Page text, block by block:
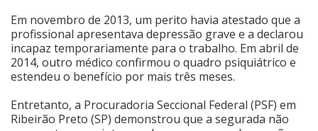
Anuncie
Fale Conosco
Em novembro de 2013, um perito havia atestado que a
profissional apresentava depressão grave e a declarou
incapaz temporariamente para o trabalho. Em abril de
2014, outro médico confirmou o quadro psiquiátrico e
estendeu o benefício por mais três meses.
Entretanto, a Procuradoria Seccional Federal (PSF) em
Ribeirão Preto (SP) demonstrou que a segurada não